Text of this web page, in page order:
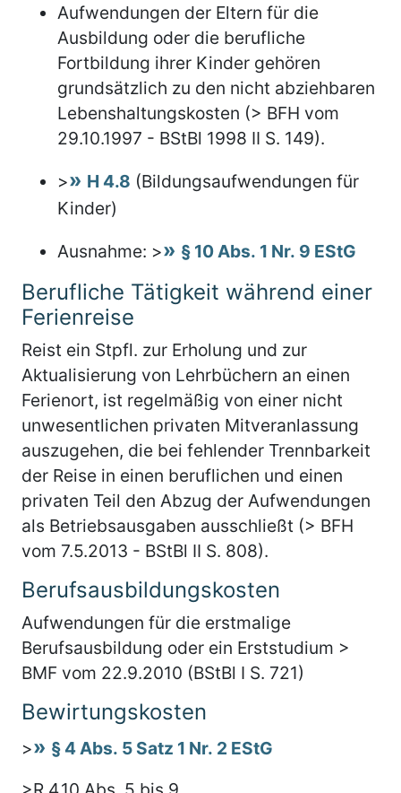
Aufwendungen der Eltern für die
Ausbildung oder die berufliche
Fortbildung ihrer Kinder gehören
grundsätzlich zu den nicht abziehbaren
Lebenshaltungskosten (> BFH vom
29.10.1997 - BStBl 1998 II S. 149).
>
H 4.8 (Bildungsaufwendungen für
Kinder)
Ausnahme: >
§ 10 Abs. 1 Nr. 9 EStG
Berufliche Tätigkeit während einer
Ferienreise
Reist ein Stpfl. zur Erholung und zur
Aktualisierung von Lehrbüchern an einen
Ferienort, ist regelmäßig von einer nicht
unwesentlichen privaten Mitveranlassung
auszugehen, die bei fehlender Trennbarkeit
der Reise in einen beruflichen und einen
privaten Teil den Abzug der Aufwendungen
als Betriebsausgaben ausschließt (> BFH
vom 7.5.2013 - BStBl II S. 808).
Berufsausbildungskosten
Aufwendungen für die erstmalige
Berufsausbildung oder ein Erststudium >
BMF vom 22.9.2010 (BStBl I S. 721)
Bewirtungskosten
>
§ 4 Abs. 5 Satz 1 Nr. 2 EStG